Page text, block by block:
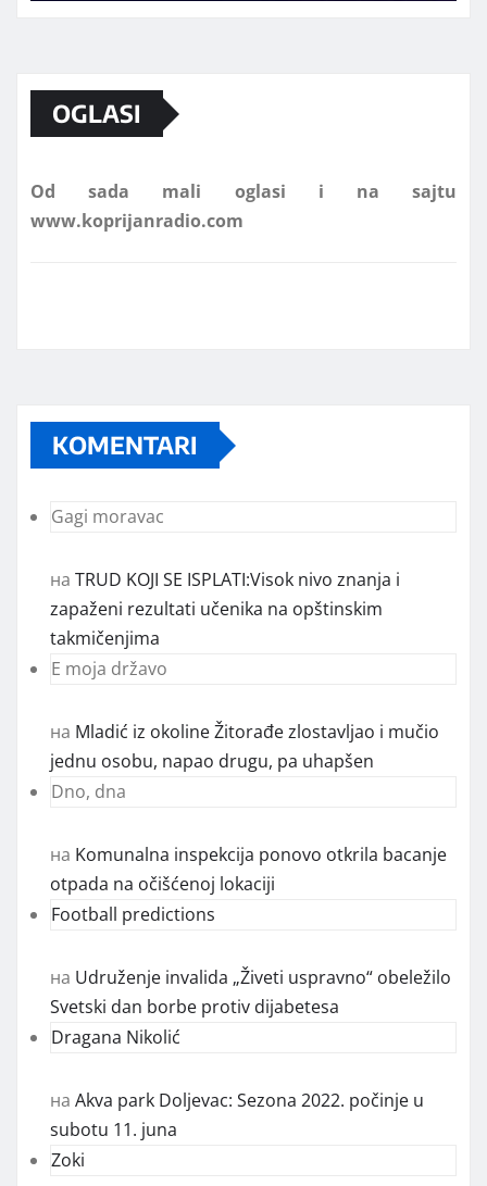
OGLASI
Od sada mali oglasi i na sajtu
KOMENTARI
Gagi moravac
на TRUD KOJI SE ISPLATI:Visok nivo znanja i
zapaženi rezultati učenika na opštinskim
takmičenjima
E moja državo
на Mladić iz okoline Žitorađe zlostavljao i mučio
jednu osobu, napao drugu, pa uhapšen
Dno, dna
на Komunalna inspekcija ponovo otkrila bacanje
otpada na očišćenoj lokaciji
Football predictions
на Udruženje invalida „Živeti uspravno“ obeležilo
Svetski dan borbe protiv dijabetesa
Dragana Nikolić
на Akva park Doljevac: Sezona 2022. počinje u
subotu 11. juna
Zoki